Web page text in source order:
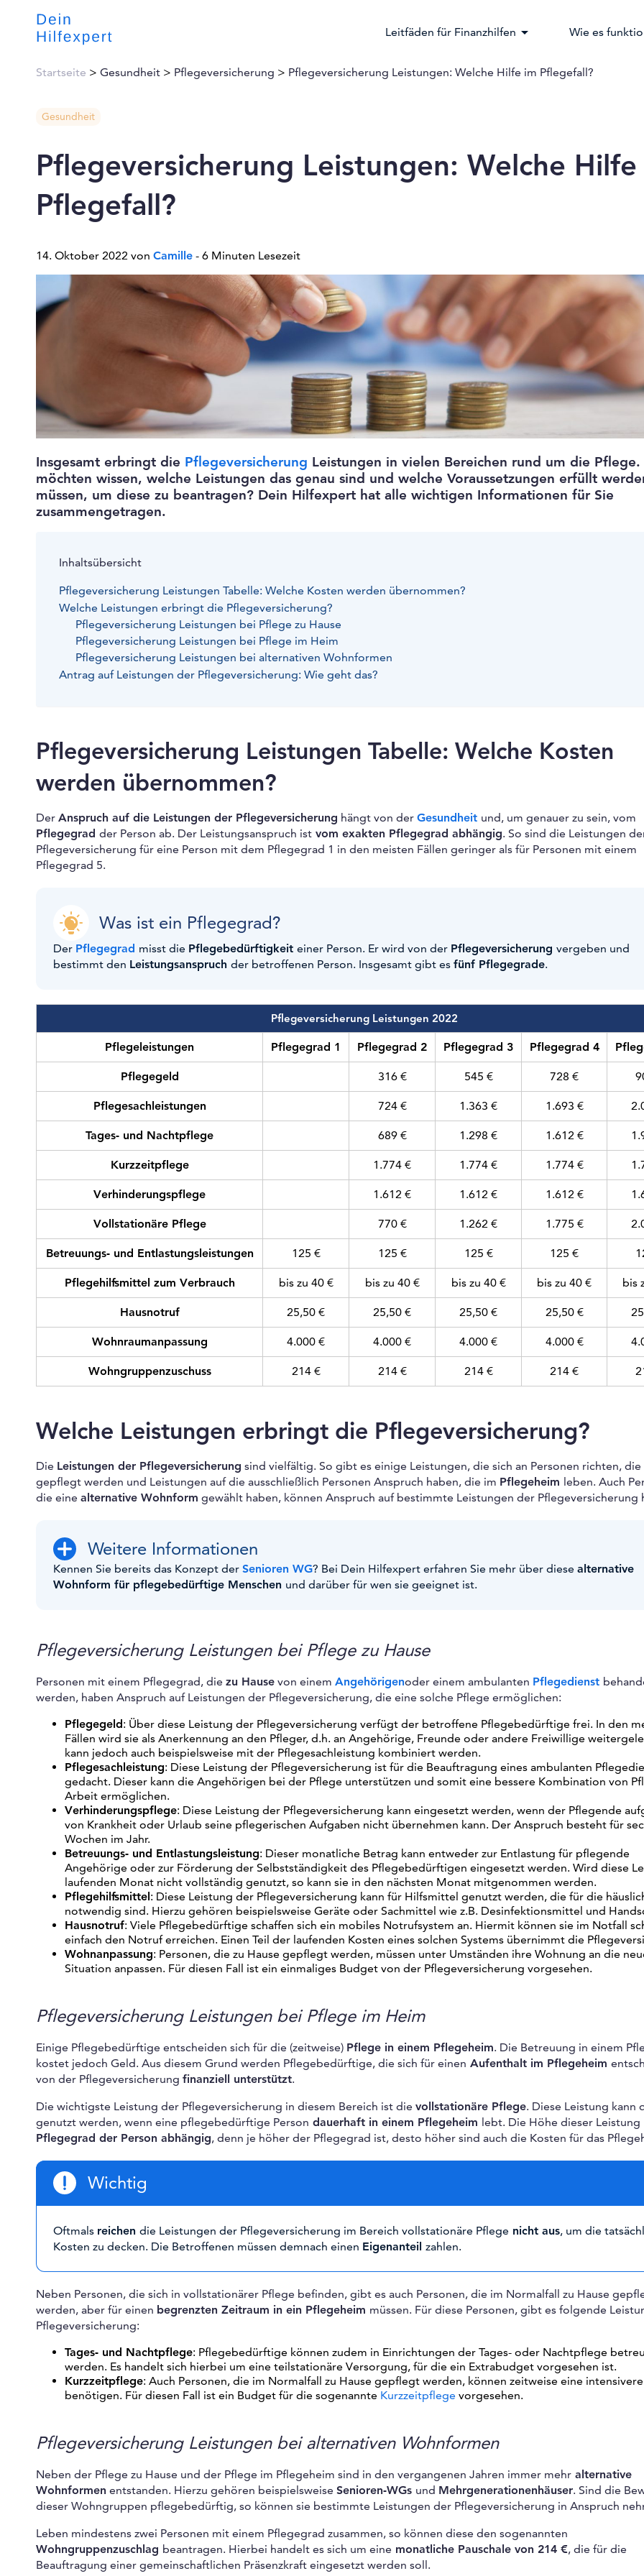
Leitfäden für Finanzhilfen arrow_drop_down Wie es
Startseite > Gesundheit > Pflegeversicherung > Pflegeversicherung Leistungen: Welche Hilfe im Pflegefall?
Gesundheit
Pflegeversicherung Leistungen: Welche
Pflegefall?
14. Oktober 2022 von Camille - 6 Minuten Lesezeit
Insgesamt erbringt die Pflegeversicherung Leistungen in vielen Bereichen rund um die Pflege.
möchten wissen, welche Leistungen das genau sind und welche Voraussetzungen erfüllt
müssen, um diese zu beantragen? Dein Hilfexpert hat alle wichtigen Informationen für Sie
zusammengetragen.
Inhaltsübersicht
Pflegeversicherung Leistungen Tabelle: Welche Kosten werden übernommen?
Welche Leistungen erbringt die Pflegeversicherung?
Pflegeversicherung Leistungen bei Pflege zu Hause
Pflegeversicherung Leistungen bei Pflege im Heim
Pflegeversicherung Leistungen bei alternativen Wohnformen
Antrag auf Leistungen der Pflegeversicherung: Wie geht das?
Pflegeversicherung Leistungen Tabelle: Welche Kosten
werden übernommen?
Der Anspruch auf die Leistungen der Pflegeversicherung hängt von der Gesundheit und, um genauer zu sein, vom
Pflegegrad der Person ab. Der Leistungsanspruch ist vom exakten Pflegegrad abhängig. So sind die Leistungen
Pflegeversicherung für eine Person mit dem Pflegegrad 1 in den meisten Fällen geringer als für Personen mit einem
Pflegegrad 5.
Was ist ein Pflegegrad?
Der Pflegegrad misst die Pflegebedürftigkeit einer Person. Er wird von der Pflegeversicherung vergeben und
bestimmt den Leistungsanspruch der betroffenen Person. Insgesamt gibt es fünf Pflegegrade.
Pflegeversicherung Leistungen 2022
Pflegeleistungen Pflegegrad 1 Pflegegrad 2 Pflegegrad 3 Pflegegrad 4
Pflegegeld 316 € 545 € 728 €
Pflegesachleistungen 724 € 1.363 € 1.693 €
Tages- und Nachtpflege 689 € 1.298 € 1.612 €
Kurzzeitpflege 1.774 € 1.774 € 1.774 €
Verhinderungspflege 1.612 € 1.612 € 1.612 €
Vollstationäre Pflege 770 € 1.262 € 1.775 €
Betreuungs- und Entlastungsleistungen 125 € 125 € 125 € 125 €
Pflegehilfsmittel zum Verbrauch bis zu 40 € bis zu 40 € bis zu 40 € bis zu 40 € bis
Hausnotruf 25,50 € 25,50 € 25,50 € 25,50 €
Wohnraumanpassung 4.000 € 4.000 € 4.000 € 4.000 €
Wohngruppenzuschuss 214 € 214 € 214 € 214 €
Welche Leistungen erbringt die Pflegeversicherung?
Die Leistungen der Pflegeversicherung sind vielfältig. So gibt es einige Leistungen, die sich an Personen richten, die
gepflegt werden und Leistungen auf die ausschließlich Personen Anspruch haben, die im Pflegeheim leben. Auch
die eine alternative Wohnform gewählt haben, können Anspruch auf bestimmte Leistungen der Pflegeversicherung
Weitere Informationen
Kennen Sie bereits das Konzept der Senioren WG? Bei Dein Hilfexpert erfahren Sie mehr über diese alternative
Wohnform für pflegebedürftige Menschen und darüber für wen sie geeignet ist.
Pflegeversicherung Leistungen bei Pflege zu Hause
Personen mit einem Pflegegrad, die zu Hause von einem Angehörigenoder einem ambulanten Pflegedienst
werden, haben Anspruch auf Leistungen der Pflegeversicherung, die eine solche Pflege ermöglichen:
Pflegegeld: Über diese Leistung der Pflegeversicherung verfügt der betroffene Pflegebedürftige frei. In den
Fällen wird sie als Anerkennung an den Pfleger, d.h. an Angehörige, Freunde oder andere Freiwillige
kann jedoch auch beispielsweise mit der Pflegesachleistung kombiniert werden.
Pflegesachleistung: Diese Leistung der Pflegeversicherung ist für die Beauftragung eines ambulanten
gedacht. Dieser kann die Angehörigen bei der Pflege unterstützen und somit eine bessere Kombination von
Arbeit ermöglichen.
Verhinderungspflege: Diese Leistung der Pflegeversicherung kann eingesetzt werden, wenn der Pflegende
von Krankheit oder Urlaub seine pflegerischen Aufgaben nicht übernehmen kann. Der Anspruch besteht für
Wochen im Jahr.
Betreuungs- und Entlastungsleistung: Dieser monatliche Betrag kann entweder zur Entlastung für pflegende
Angehörige oder zur Förderung der Selbstständigkeit des Pflegebedürftigen eingesetzt werden. Wird diese
laufenden Monat nicht vollständig genutzt, so kann sie in den nächsten Monat mitgenommen werden.
Pflegehilfsmittel: Diese Leistung der Pflegeversicherung kann für Hilfsmittel genutzt werden, die für die
notwendig sind. Hierzu gehören beispielsweise Geräte oder Sachmittel wie z.B. Desinfektionsmittel und
Hausnotruf: Viele Pflegebedürftige schaffen sich ein mobiles Notrufsystem an. Hiermit können sie im Notfall
einfach den Notruf erreichen. Einen Teil der laufenden Kosten eines solchen Systems übernimmt die
Wohnanpassung: Personen, die zu Hause gepflegt werden, müssen unter Umständen ihre Wohnung an die
Situation anpassen. Für diesen Fall ist ein einmaliges Budget von der Pflegeversicherung vorgesehen.
Pflegeversicherung Leistungen bei Pflege im Heim
Einige Pflegebedürftige entscheiden sich für die (zeitweise) Pflege in einem Pflegeheim. Die Betreuung in einem
kostet jedoch Geld. Aus diesem Grund werden Pflegebedürftige, die sich für einen Aufenthalt im Pflegeheim
von der Pflegeversicherung finanziell unterstützt.
Die wichtigste Leistung der Pflegeversicherung in diesem Bereich ist die vollstationäre Pflege. Diese Leistung kann
genutzt werden, wenn eine pflegebedürftige Person dauerhaft in einem Pflegeheim lebt. Die Höhe dieser
Pflegegrad der Person abhängig, denn je höher der Pflegegrad ist, desto höher sind auch die Kosten für das
Wichtig
Oftmals reichen die Leistungen der Pflegeversicherung im Bereich vollstationäre Pflege nicht aus, um die
Kosten zu decken. Die Betroffenen müssen demnach einen Eigenanteil zahlen.
Neben Personen, die sich in vollstationärer Pflege befinden, gibt es auch Personen, die im Normalfall zu Hause
werden, aber für einen begrenzten Zeitraum in ein Pflegeheim müssen. Für diese Personen, gibt es folgende
Pflegeversicherung:
Tages- und Nachtpflege: Pflegebedürftige können zudem in Einrichtungen der Tages- oder Nachtpflege
werden. Es handelt sich hierbei um eine teilstationäre Versorgung, für die ein Extrabudget vorgesehen ist.
Kurzzeitpflege: Auch Personen, die im Normalfall zu Hause gepflegt werden, können zeitweise eine
benötigen. Für diesen Fall ist ein Budget für die sogenannte Kurzzeitpflege vorgesehen.
Pflegeversicherung Leistungen bei alternativen Wohnformen
Neben der Pflege zu Hause und der Pflege im Pflegeheim sind in den vergangenen Jahren immer mehr alternative
Wohnformen entstanden. Hierzu gehören beispielsweise Senioren-WGs und Mehrgenerationenhäuser. Sind die
dieser Wohngruppen pflegebedürftig, so können sie bestimmte Leistungen der Pflegeversicherung in Anspruch
Leben mindestens zwei Personen mit einem Pflegegrad zusammen, so können diese den sogenannten
Wohngruppenzuschlag beantragen. Hierbei handelt es sich um eine monatliche Pauschale von 214 €, die für die
Beauftragung einer gemeinschaftlichen Präsenzkraft eingesetzt werden soll.